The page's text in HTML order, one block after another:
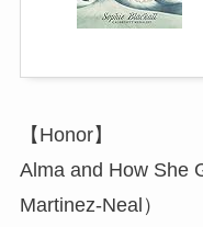
【Honor】
Alma and How She
Martinez-Neal）